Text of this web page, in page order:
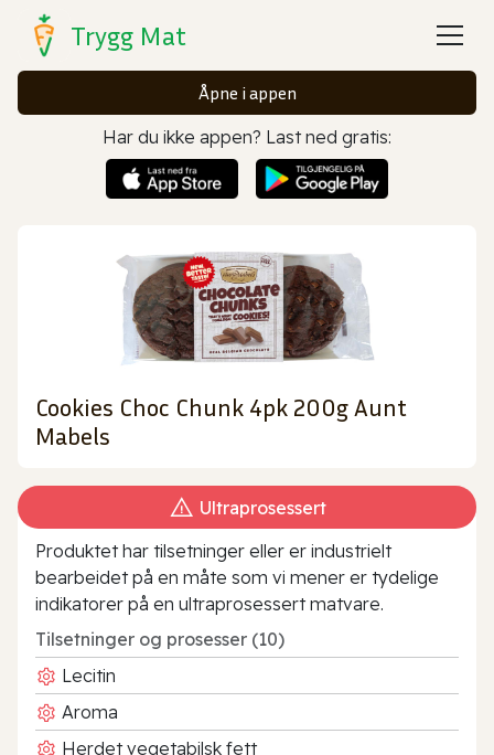
Trygg Mat
Åpne i appen
Har du ikke appen? Last ned gratis:
Cookies Choc Chunk 4pk 200g Aunt
Mabels
Ultraprosessert
Produktet har tilsetninger eller er industrielt
bearbeidet på en måte som vi mener er tydelige
indikatorer på en ultraprosessert matvare.
Tilsetninger og prosesser (10)
Lecitin
Aroma
Herdet vegetabilsk fett